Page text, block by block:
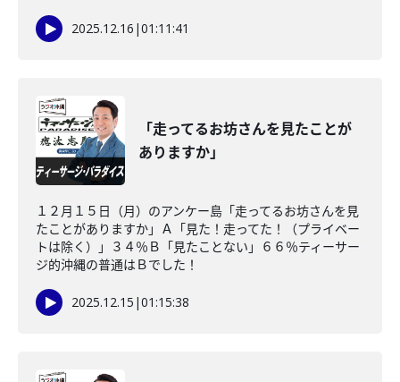
2025.12.16 |01:11:41
「走ってるお坊さんを見たことが
ありますか」
１２月１５日（月）のアンケー島「走ってるお坊さんを見
たことがありますか」Ａ「見た！走ってた！（プライベー
トは除く）」３４％Ｂ「見たことない」６６％ティーサー
ジ的沖縄の普通はＢでした！
2025.12.15 |01:15:38